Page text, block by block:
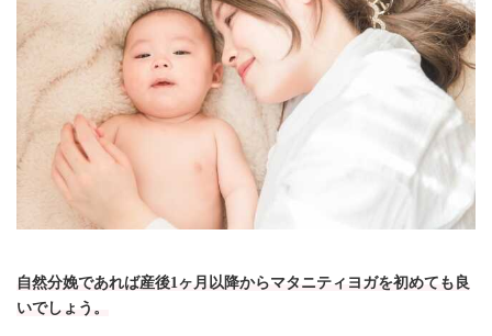
自然分娩であれば産後1ヶ月以降からマタニティヨガを初めても良
いでしょう。